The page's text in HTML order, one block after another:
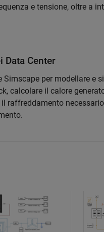
e tensione, oltre a
Data Center
per modellare e
calcolare il calore
raffreddamento